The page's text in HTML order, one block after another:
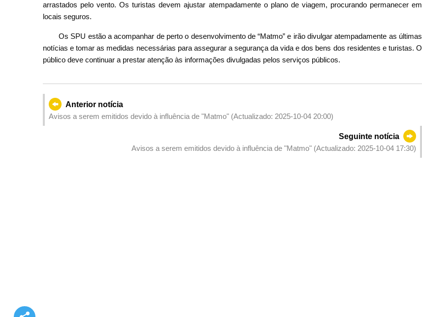
arrastados pelo vento. Os turistas devem ajustar atempadamente o plano de viagem, procurando permanecer em
locais seguros.
Os SPU estão a acompanhar de perto o desenvolvimento de “Matmo” e irão divulgar atempadamente as últimas
notícias e tomar as medidas necessárias para assegurar a segurança da vida e dos bens dos residentes e turistas. O
público deve continuar a prestar atenção às informações divulgadas pelos serviços públicos.
Anterior notícia
Avisos a serem emitidos devido à influência de "Matmo" (Actualizado: 2025-10-04 20:00)
Seguinte notícia
Avisos a serem emitidos devido à influência de "Matmo" (Actualizado: 2025-10-04 17:30)